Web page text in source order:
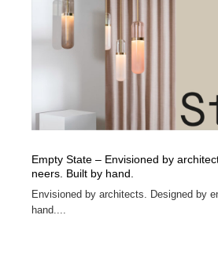
Empty State – Envisioned by
neers. Built by hand.
Envisioned by architects. Designed by
hand....